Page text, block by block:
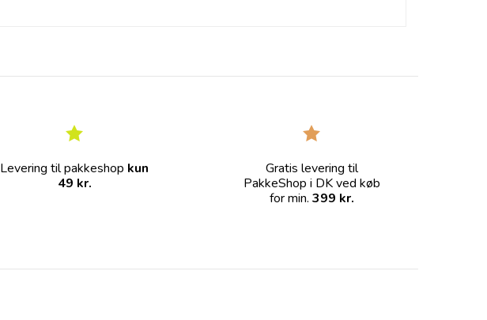
Levering til pakkeshop kun
49 kr.
Gratis levering til
PakkeShop i DK ved køb
for min. 399 kr.